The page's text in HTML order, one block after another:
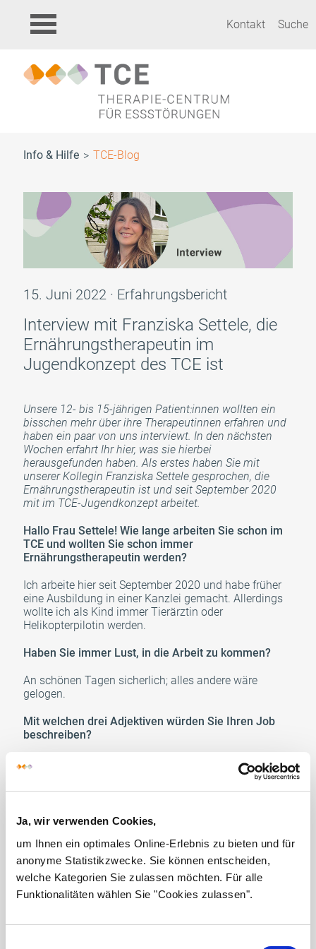
Ja, wir verwenden Cookies,
um Ihnen ein optimales Online-Erlebnis zu bieten und für
anonyme Statistikzwecke. Sie können entscheiden,
welche Kategorien Sie zulassen möchten. Für alle
Funktionalitäten wählen Sie "Cookies zulassen".
Kontakt Suche
Info & Hilfe TCE-Blog
15. Juni 2022 · Erfahrungsbericht
Interview mit Franziska Settele, die
Ernährungstherapeutin im
Jugendkonzept des TCE ist
Unsere 12- bis 15-jährigen Patient:innen wollten ein
bisschen mehr über ihre Therapeutinnen erfahren und
haben ein paar von uns interviewt. In den nächsten
Wochen erfahrt Ihr hier, was sie hierbei
herausgefunden haben. Als erstes haben Sie mit
unserer Kollegin Franziska Settele gesprochen, die
Ernährungstherapeutin ist und seit September 2020
mit im TCE-Jugendkonzept arbeitet.
Hallo Frau Settele! Wie lange arbeiten Sie schon im
TCE und wollten Sie schon immer
Ernährungstherapeutin werden?
Ich arbeite hier seit September 2020 und habe früher
eine Ausbildung in einer Kanzlei gemacht. Allerdings
wollte ich als Kind immer Tierärztin oder
Helikopterpilotin werden.
Haben Sie immer Lust, in die Arbeit zu kommen?
An schönen Tagen sicherlich; alles andere wäre
gelogen.
Mit welchen drei Adjektiven würden Sie Ihren Job
beschreiben?
Gute Frage. Ich würde sagen, er ist kreativ,
abwechslungsreich und - das Beste von allem - ein
Genuss.
Erinnern Sie sich denn noch an alle Patientinnen?
Ja, am TCE auf jeden Fall.
Wie fühlen Sie sich, wenn eine Patientin nach langer
Zeit das TCE verlässt?
und bin gespannt auf das, was danach kommt.